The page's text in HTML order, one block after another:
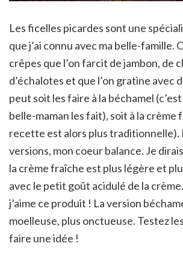
Les ficelles picardes sont une
que j’ai connu avec ma belle-famille.
crêpes que l’on farcit de jambon, de
d’échalotes et que l’on gratine avec
peut soit les faire à la béchamel
belle-maman les fait), soit à la crème
recette est alors plus traditionnelle).
versions, mon coeur balance. Je
la crème fraîche est plus légère et
avec le petit goût acidulé de la
j’aime ce produit ! La version
moelleuse, plus onctueuse. Testez
faire une idée !